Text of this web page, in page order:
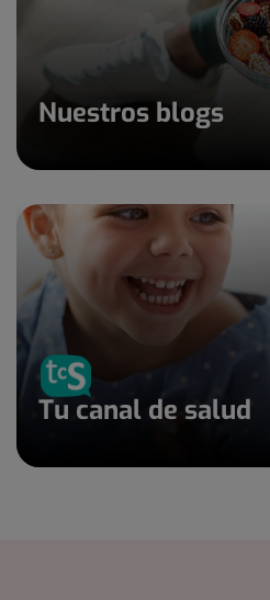
Nuestros blogs
Tu canal de salud